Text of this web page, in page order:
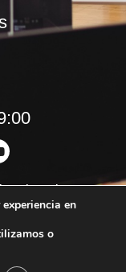
derechos
en
o